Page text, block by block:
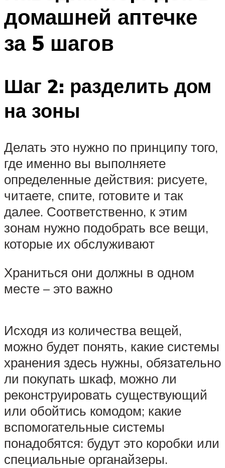
домашней аптечке
за 5 шагов
Шаг 2: разделить дом
на зоны
Делать это нужно по принципу того,
где именно вы выполняете
определенные действия: рисуете,
читаете, спите, готовите и так
далее. Соответственно, к этим
зонам нужно подобрать все вещи,
которые их обслуживают
Храниться они должны в одном
месте – это важно
Исходя из количества вещей,
можно будет понять, какие системы
хранения здесь нужны, обязательно
ли покупать шкаф, можно ли
реконструировать существующий
или обойтись комодом; какие
вспомогательные системы
понадобятся: будут это коробки или
специальные органайзеры.